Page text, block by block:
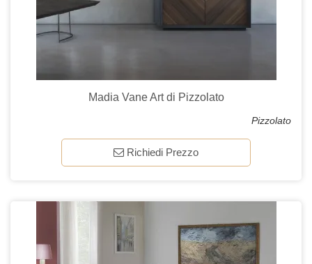
Madia Vane Art di Pizzolato
Pizzolato
Richiedi Prezzo